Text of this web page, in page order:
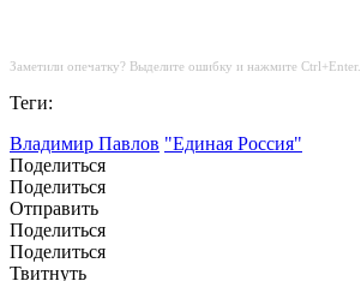
Заметили опечатку? Выделите ошибку и нажмите Ctrl+Enter.
Теги:
Владимир Павлов "Единая Россия"
Поделиться
Поделиться
Отправить
Поделиться
Поделиться
Твитнуть